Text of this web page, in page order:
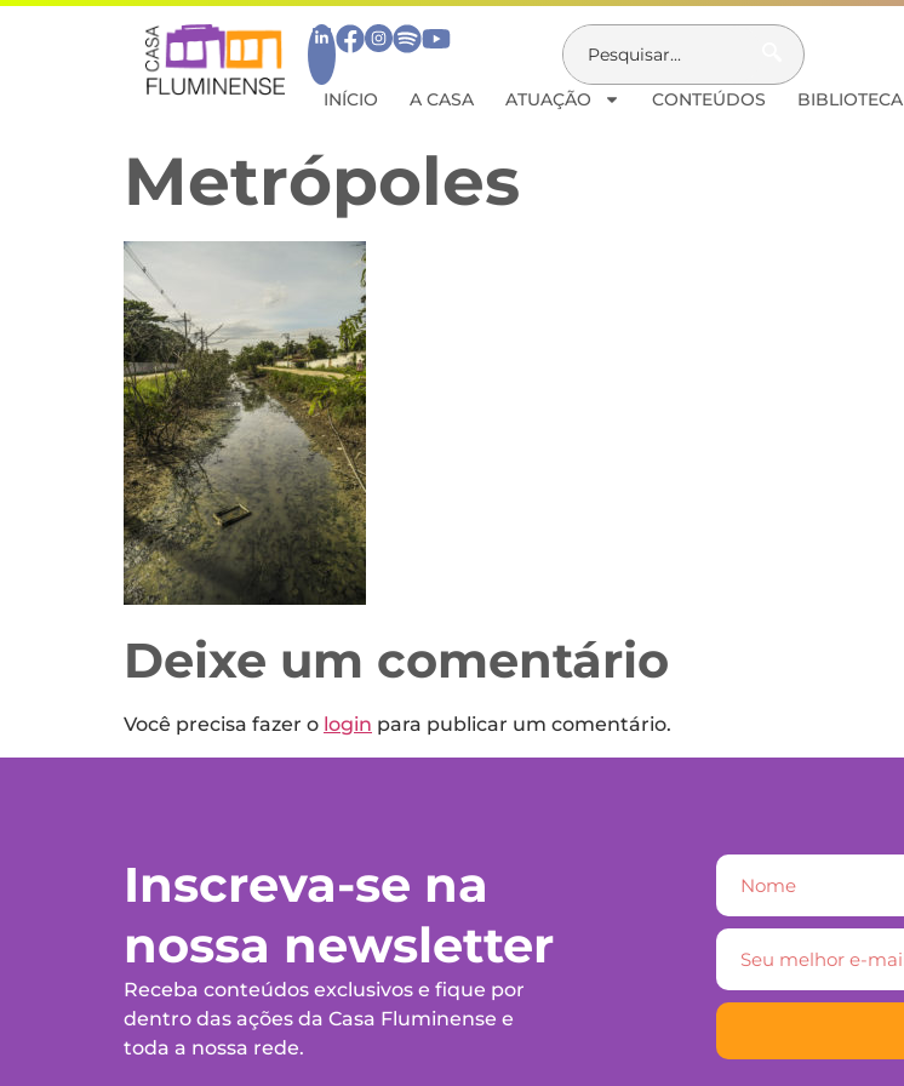
INÍCIO A CASA ATUAÇÃO CONTEÚDOS BIBLIOTECA
Metrópoles
Deixe um comentário
Você precisa fazer o login para publicar um comentário.
Inscreva-se na
nossa newsletter
Receba conteúdos exclusivos e fique por
dentro das ações da Casa Fluminense e
toda a nossa rede.